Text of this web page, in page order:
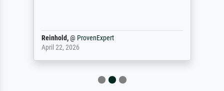
Reinhold,@ ProvenExpert
April 22, 2026